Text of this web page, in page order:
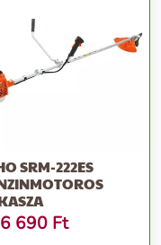
SRM-222ES
690 Ft